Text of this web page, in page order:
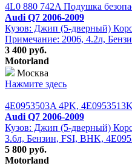
4L0 880 742A Подушка
Audi Q7 2006-2009
Кузов: Джип (5-дверный)
Примечание: 2006, 4.2л,
3 400 руб.
Motorland
Москва
Нажмите здесь
4E0953503A 4PK,
Audi Q7 2006-2009
Кузов: Джип (5-дверный)
3.6л, Бензин, FSI, BHK,
5 800 руб.
Motorland